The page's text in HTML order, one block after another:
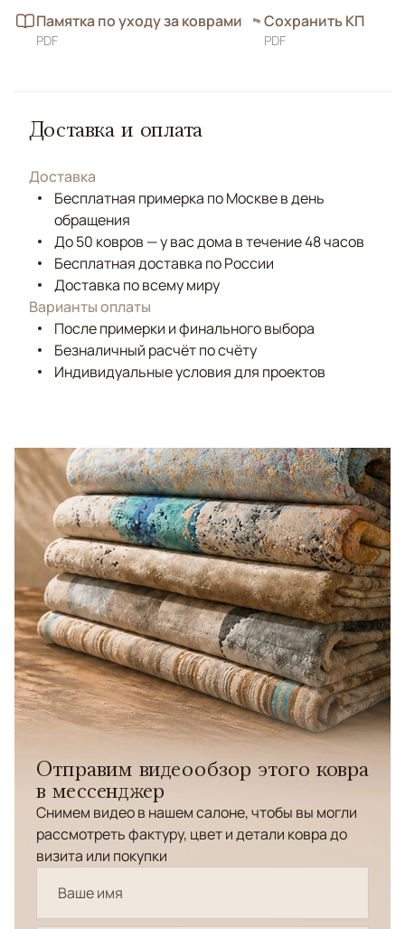
Памятка по уходу за коврами
PDF
Сохранить КП
PDF
Доставка и оплата
Доставка
Бесплатная примерка по Москве в день
обращения
До 50 ковров — у вас дома в течение 48 часов
Бесплатная доставка по России
Доставка по всему миру
Варианты оплаты
После примерки и финального выбора
Безналичный расчёт по счёту
Индивидуальные условия для проектов
Отправим видеообзор этого ковра
в мессенджер
Снимем видео в нашем салоне, чтобы вы могли
рассмотреть фактуру, цвет и детали ковра до
визита или покупки